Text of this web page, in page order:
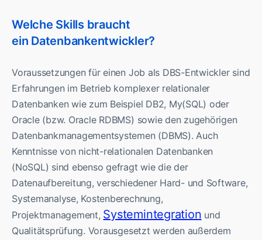
Welche Skills braucht
ein Datenbankentwickler?
Voraussetzungen für einen Job als DBS-Entwickler sind
Erfahrungen im Betrieb komplexer relationaler
Datenbanken wie zum Beispiel DB2, My(SQL) oder
Oracle (bzw. Oracle RDBMS) sowie den zugehörigen
Datenbankmanagementsystemen (DBMS). Auch
Kenntnisse von nicht-relationalen Datenbanken
(NoSQL) sind ebenso gefragt wie die der
Datenaufbereitung, verschiedener Hard- und Software,
Systemanalyse, Kostenberechnung,
Projektmanagement, Systemintegration und
Qualitätsprüfung. Vorausgesetzt werden außerdem